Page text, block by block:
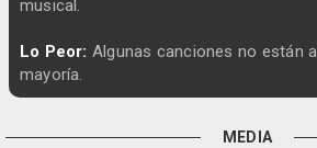
musical.
Lo Peor: Algunas canciones no están
mayoría.
MEDIA